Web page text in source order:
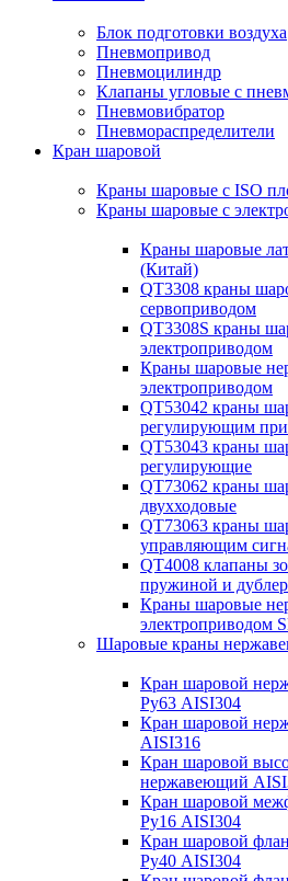
Блок подготовки воздуха
Пневмопривод
Пневмоцилиндр
Клапаны угловые с
Пневмовибратор
Пневмораспределители
Кран шаровой
Краны шаровые с ISO
Краны шаровые с
Краны шаровые
(Китай)
QT3308 краны
сервоприводом
QT3308S краны
электроприводом
Краны шаровые
электроприводом
QT53042 краны
регулирующим
QT53043 краны
регулирующие
QT73062 краны
двухходовые
QT73063 краны
управляющим
QT4008 клапаны
пружиной и
Краны шаровые
электроприводом
Шаровые краны
Кран шаровой
Ру63 AISI304
Кран шаровой
AISI316
Кран шаровой
нержавеющий
Кран шаровой
Ру16 AISI304
Кран шаровой
Ру40 AISI304